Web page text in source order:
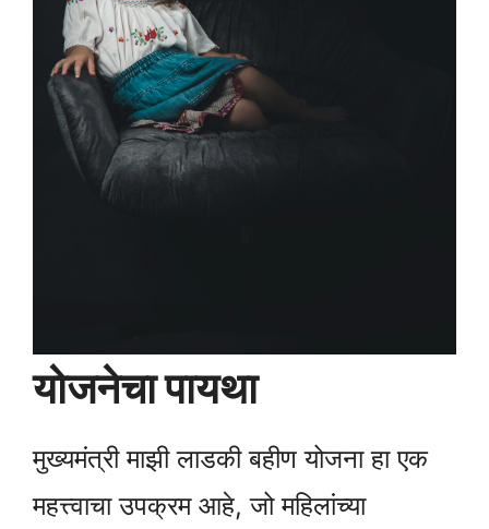
योजनेचा पायथा
मुख्यमंत्री माझी लाडकी बहीण योजना हा एक
महत्त्वाचा उपक्रम आहे, जो महिलांच्या